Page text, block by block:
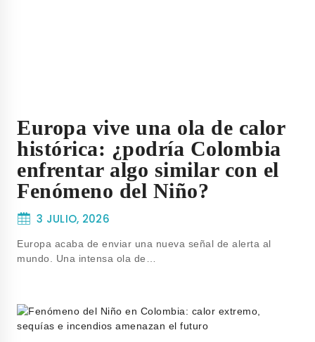
Europa vive una ola de calor
histórica: ¿podría Colombia
enfrentar algo similar con el
Fenómeno del Niño?
3 JULIO, 2026
Europa acaba de enviar una nueva señal de alerta al
mundo. Una intensa ola de…